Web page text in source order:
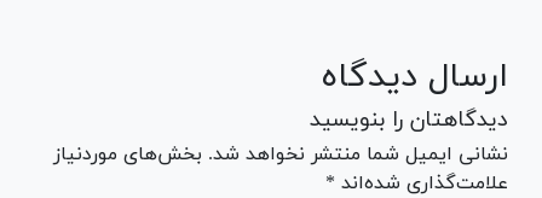
ارسال دیدگاه
دیدگاهتان را بنویسید
نشانی ایمیل شما منتشر نخواهد شد. بخش‌های موردنیاز
علامت‌گذاری شده‌اند *